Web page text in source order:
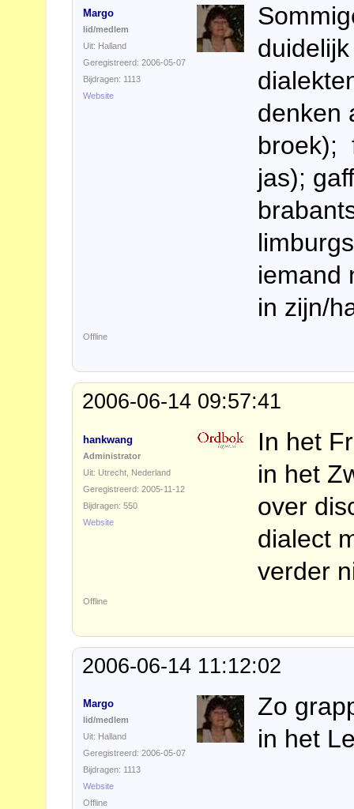
Margo
lid/medlem
Uit: Halland
Geregistreerd: 2006-05-07
Bijdragen: 1113
Website
denken
broek);
jas);
iemand
in zijn/
Offline
2006-06-14 09:57:41
hankwang
Administrator
Uit: Utrecht, Nederland
Geregistreerd: 2005-11-12
Bijdragen: 550
Website
In het
in het
over
dialect
verder
Offline
2006-06-14 11:12:02
Margo
lid/medlem
Uit: Halland
Geregistreerd: 2006-05-07
Bijdragen: 1113
Website
Zo
in het
Offline